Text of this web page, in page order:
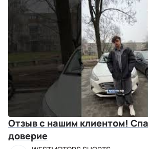
Отзыв с нашим клиентом!
доверие